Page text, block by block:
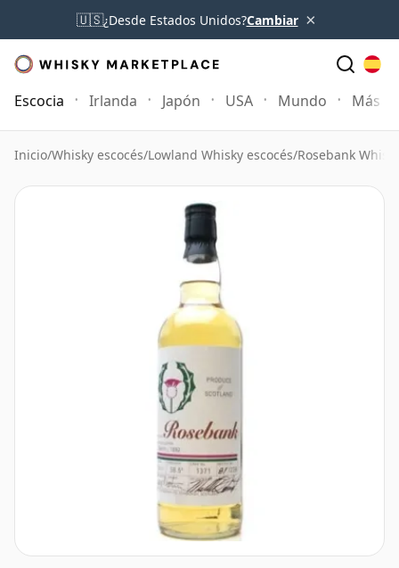
🇺🇸¿Desde Estados Unidos?Cambiar ×
Escocia Irlanda Japón USA Mundo Más
Inicio/Whisky escocés/Lowland Whisky escocés/Rosebank